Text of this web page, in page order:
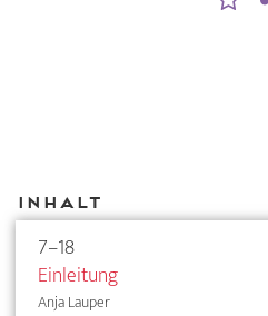
Inhalt
7–18
Einleitung
Anja Lauper